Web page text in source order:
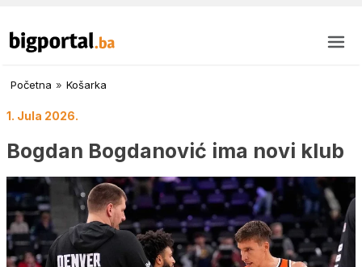
Početna » Košarka
1. Jula 2026.
Bogdan Bogdanović ima novi klub